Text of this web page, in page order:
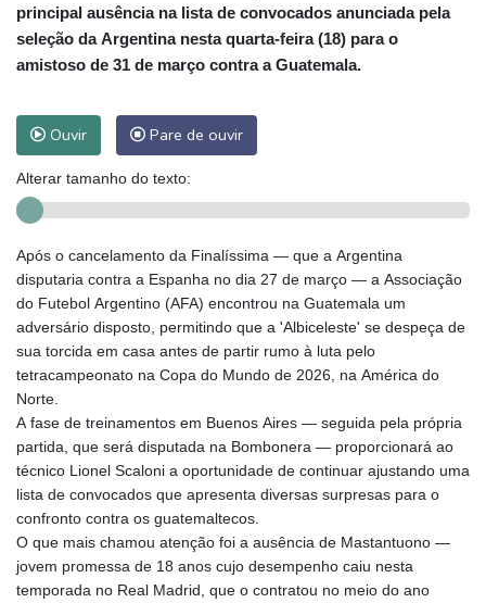
principal ausência na lista de convocados anunciada pela
seleção da Argentina nesta quarta-feira (18) para o
amistoso de 31 de março contra a Guatemala.
Ouvir Pare de ouvir
Alterar tamanho do texto:
Após o cancelamento da Finalíssima — que a Argentina
disputaria contra a Espanha no dia 27 de março — a Associação
do Futebol Argentino (AFA) encontrou na Guatemala um
adversário disposto, permitindo que a 'Albiceleste' se despeça de
sua torcida em casa antes de partir rumo à luta pelo
tetracampeonato na Copa do Mundo de 2026, na América do
Norte.
A fase de treinamentos em Buenos Aires — seguida pela própria
partida, que será disputada na Bombonera — proporcionará ao
técnico Lionel Scaloni a oportunidade de continuar ajustando uma
lista de convocados que apresenta diversas surpresas para o
confronto contra os guatemaltecos.
O que mais chamou atenção foi a ausência de Mastantuono —
jovem promessa de 18 anos cujo desempenho caiu nesta
temporada no Real Madrid, que o contratou no meio do ano